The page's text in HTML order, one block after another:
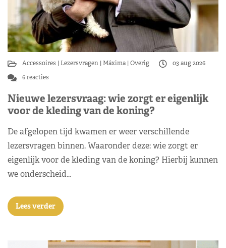
Accessoires Lezersvragen Máxima Overig
03 aug 2026
6 reacties
Nieuwe lezersvraag: wie zorgt er eigenlijk
voor de kleding van de koning?
De afgelopen tijd kwamen er weer verschillende
lezersvragen binnen. Waaronder deze: wie zorgt er
eigenlijk voor de kleding van de koning? Hierbij kunnen
we onderscheid…
Lees verder